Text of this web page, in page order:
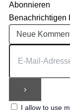
Abonnieren
Benachrichtigen
I allow to use